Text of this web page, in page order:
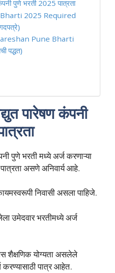
पुणे भरती 2025 पात्रता
2025 Required
Pune Bharti
पद्धत)
पारेषण कंपनी
पुणे भरती मध्ये अर्ज करणाऱ्या
असणे अनिवार्य आहे.
निवासी असला पाहिजे.
उमेदवार भरतीमध्ये अर्ज
शैक्षणिक योग्यता असलेले
पात्र आहेत.